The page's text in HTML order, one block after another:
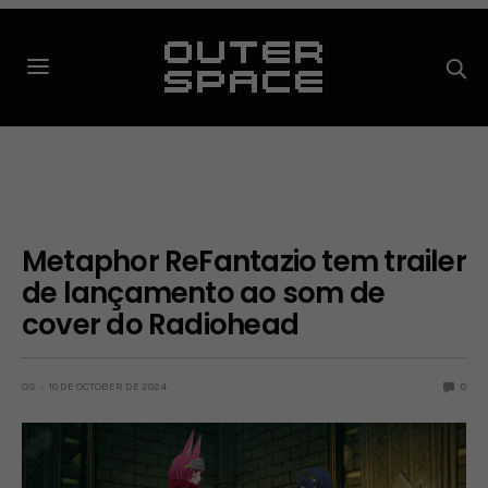
Metaphor ReFantazio tem trailer
de lançamento ao som de
cover do Radiohead
OS 10 DE OCTOBER DE 2024 0